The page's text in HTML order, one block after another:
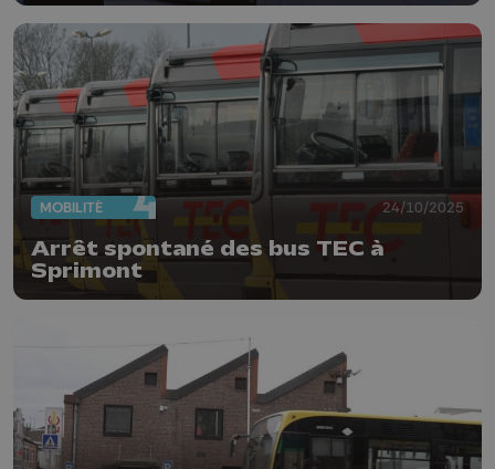
MOBILITÉ 24/10/2025
Arrêt spontané des bus TEC à
Sprimont